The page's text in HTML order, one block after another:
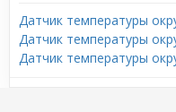
Датчик температуры
Датчик температуры
Датчик температуры